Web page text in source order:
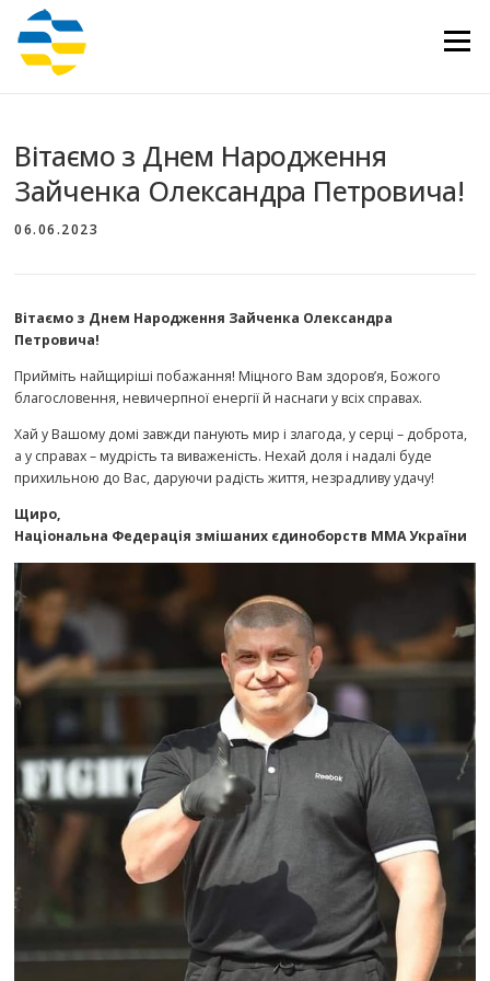
Перейти
вмісту
Меню
Вітаємо з Днем Народження
Зайченка Олександра Петровича!
06.06.2023
Вітаємо з Днем Народження Зайченка Олександра
Петровича!
Прийміть найщиріші побажання! Міцного Вам здоров’я, Божого
благословення, невичерпної енергії й наснаги у всіх справах.
Хай у Вашому домі завжди панують мир і злагода, у серці – доброта,
а у справах – мудрість та виваженість. Нехай доля і надалі буде
прихильною до Вас, даруючи радість життя, незрадливу удачу!
Щиро,
Національна Федерація змішаних єдиноборств ММА України